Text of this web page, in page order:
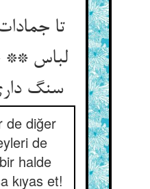
تا
لباس **
سنگ
de diğer
de
halde
kıyas et!